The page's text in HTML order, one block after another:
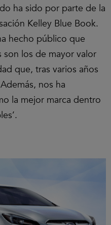
ha sido por parte de la
Kelley Blue Book.
hecho público que
los de mayor valor
que, tras varios años
nos ha
la mejor marca dentro